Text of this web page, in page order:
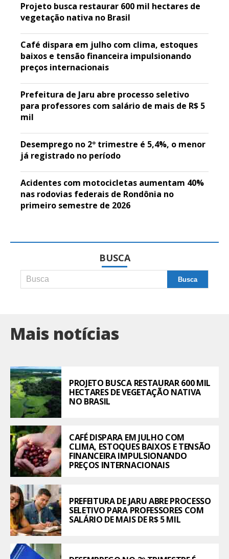
Projeto busca restaurar 600 mil hectares de
vegetação nativa no Brasil
Café dispara em julho com clima, estoques
baixos e tensão financeira impulsionando
preços internacionais
Prefeitura de Jaru abre processo seletivo
para professores com salário de mais de R$ 5
mil
Desemprego no 2º trimestre é 5,4%, o menor
já registrado no período
Acidentes com motocicletas aumentam 40%
nas rodovias federais de Rondônia no
primeiro semestre de 2026
BUSCA
Mais notícias
PROJETO BUSCA RESTAURAR 600 MIL
HECTARES DE VEGETAÇÃO NATIVA
NO BRASIL
CAFÉ DISPARA EM JULHO COM
CLIMA, ESTOQUES BAIXOS E TENSÃO
FINANCEIRA IMPULSIONANDO
PREÇOS INTERNACIONAIS
PREFEITURA DE JARU ABRE PROCESSO
SELETIVO PARA PROFESSORES COM
SALÁRIO DE MAIS DE R$ 5 MIL